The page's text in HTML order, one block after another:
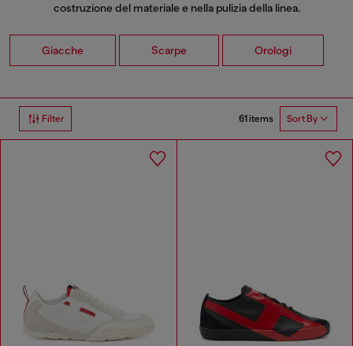
costruzione del materiale e nella pulizia della linea.
Giacche Scarpe Orologi
Filter 61 items Sort By